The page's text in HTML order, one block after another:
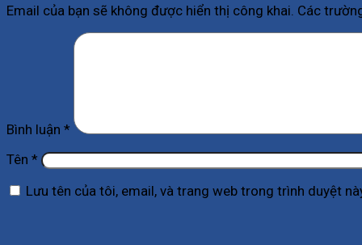
Email của bạn sẽ không được hiển thị công khai. Các
Bình luận *
Tên *
Lưu tên của tôi, email, và trang web trong trình duyệt